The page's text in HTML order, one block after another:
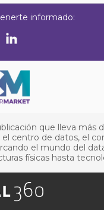
informado:
que lleva más
centro de datos, el
el mundo del
físicas hasta